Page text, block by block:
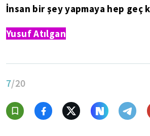
İnsan bir şey yapmaya hep geç
Yusuf Atılgan
7/20